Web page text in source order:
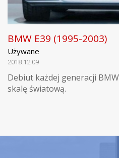
BMW E39 (1995-2003)
Używane
2018.12.09
Debiut każdej generacji
skalę światową.